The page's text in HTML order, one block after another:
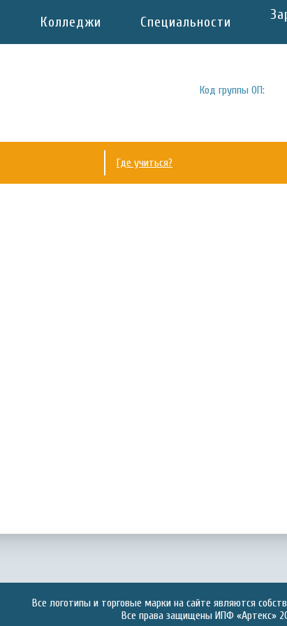
Колледжи Специальности
Код группы ОП:
Где учиться?
Все логотипы и торговые марки на сайте являются
Все права защищены ИПФ «Артекс»